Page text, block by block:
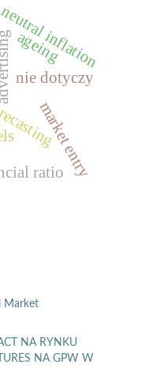
market entry
neutral inflation
nie dotyczy
ratio
ageing
Market
NA RYNKU
NA GPW W